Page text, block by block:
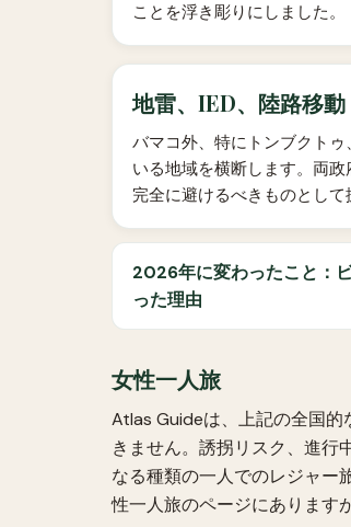
ことを浮き彫りにしました。
地雷、IED、陸路移動
バマコ外、特にトンブクト
いる地域を横断します。両
完全に避けるべきものとして
2026年に変わったこと：
った理由
女性一人旅
Atlas Guideは、上記の全国
きません。誘拐リスク、進行
なる種類の一人でのレジャー
性一人旅のページにあります